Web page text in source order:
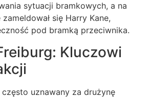
sytuacji bramkowych, a na
się Harry Kane,
pod bramką przeciwnika.
Kluczowi
uznawany za drużynę